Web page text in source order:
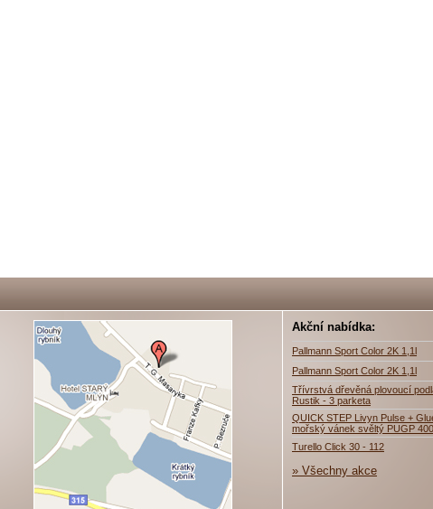
Akční nabídka:
Pallmann Sport Color 2K 1,1l
Pallmann Sport Color 2K 1,1l
Třívrstvá dřevěná plovoucí
Rustik - 3 parketa
QUICK STEP Livyn Pulse +
mořský vánek svěltý PUGP
Turello Click 30 - 112
» Všechny akce